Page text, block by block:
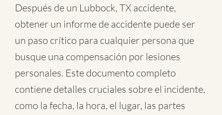
Después de un Lubbock, TX accidente,
obtener un informe de accidente puede ser
un paso crítico para cualquier persona que
busque una compensación por lesiones
personales. Este documento completo
contiene detalles cruciales sobre el incidente,
como la fecha, la hora, el lugar, las partes